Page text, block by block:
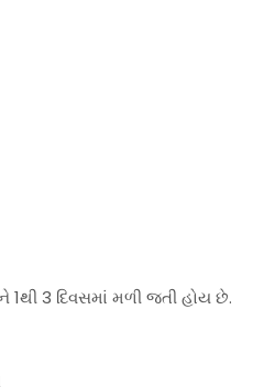
3 દિવસમાં મળી જતી હોય છે.